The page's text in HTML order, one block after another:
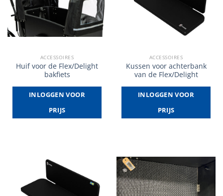
ACCESSOIRES
Huif voor de Flex/Delight
bakfiets
INLOGGEN VOOR
PRIJS
ACCESSOIRES
Kussen voor achterbank
van de Flex/Delight
INLOGGEN VOOR
PRIJS